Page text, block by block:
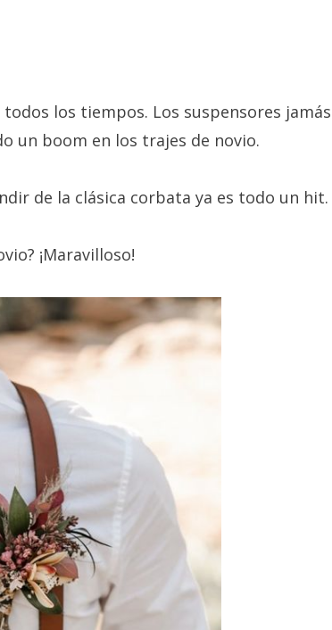
los tiempos. Los suspensores jamás
un boom en los trajes de novio.
de la clásica corbata ya es todo un hit.
¡Maravilloso!